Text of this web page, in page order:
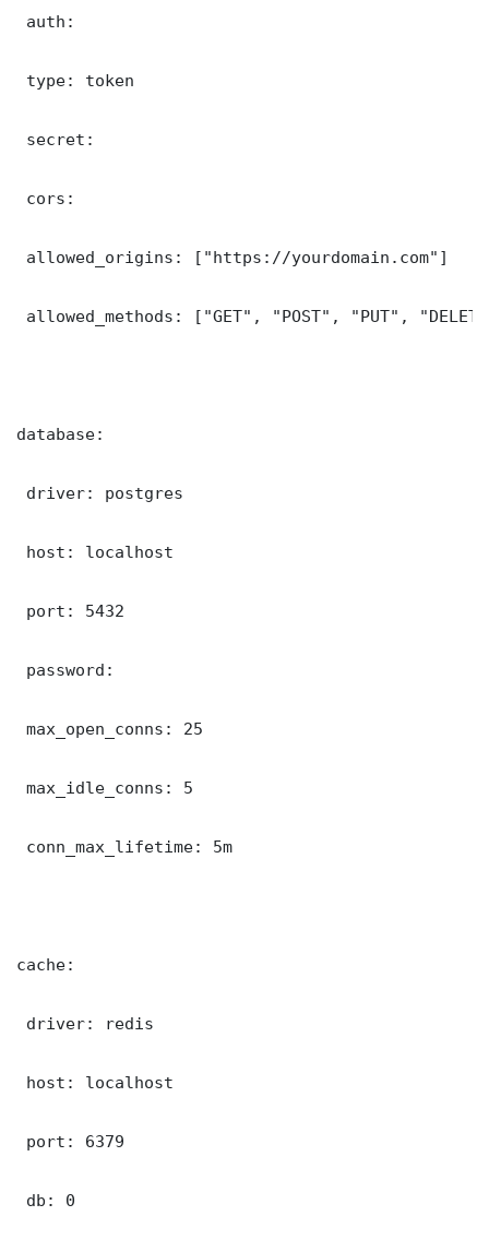
auth:
type: token
secret:
cors:
allowed_origins: ["https://yourdomain.com"]
allowed_methods: ["GET", "POST", "PUT",
database:
driver: postgres
host: localhost
port: 5432
password:
max_open_conns: 25
max_idle_conns: 5
conn_max_lifetime: 5m
cache:
driver: redis
host: localhost
port: 6379
db: 0